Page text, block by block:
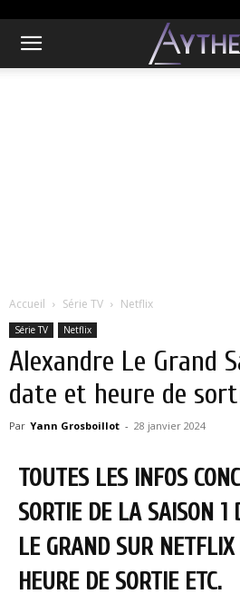
Accueil Série TV Netflix
Série TV Netflix
Alexandre Le Grand
date et heure de
Par Yann Grosboillot - 28 janvier 2024
TOUTES LES INFOS
SORTIE DE LA SAISON 1
LE GRAND SUR
HEURE DE SORTIE ETC.